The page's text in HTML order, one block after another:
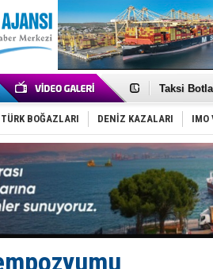
Denizcilik
Taksi
TÜRKLİM
SOCAR da
Dünyanın
Keşfedildi:
D-Marin,
Van’da
ASEAN ilk
TÜRK BOĞAZLARI DENİZ KAZALARI IMO